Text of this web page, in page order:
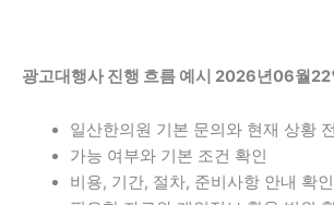
광고대행사 진행 흐름 예시 2026년06월
일산한의원 기본 문의와 현재 상황
가능 여부와 기본 조건 확인
비용, 기간, 절차, 준비사항 안내 확인